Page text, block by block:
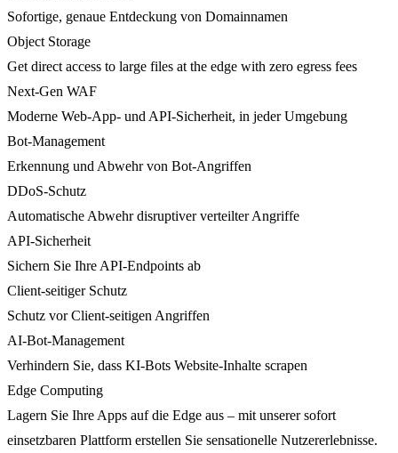
Sofortige, genaue Entdeckung von Domainnamen
Object Storage
Get direct access to large files at the edge with zero egress fees
Next-Gen WAF
Moderne Web-App- und API-Sicherheit, in jeder Umgebung
Bot-Management
Erkennung und Abwehr von Bot-Angriffen
DDoS-Schutz
Automatische Abwehr disruptiver verteilter Angriffe
API-Sicherheit
Sichern Sie Ihre API-Endpoints ab
Client-seitiger Schutz
Schutz vor Client-seitigen Angriffen
AI-Bot-Management
Verhindern Sie, dass KI-Bots Website-Inhalte scrapen
Edge Computing
Lagern Sie Ihre Apps auf die Edge aus – mit unserer sofort
einsetzbaren Plattform erstellen Sie sensationelle Nutzererlebnisse.